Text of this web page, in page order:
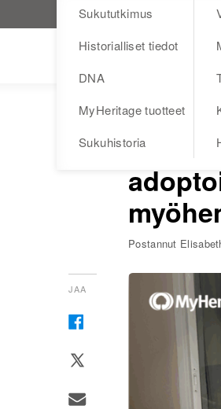
Käy MyHeritage.fi
Sukututkimus
Historialliset tiedot
DNA
MyHeritage tuotteet
SukuhistoriaMikael
Postannut
JAA